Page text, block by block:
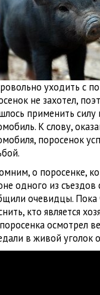
уходить с
не захотел,
применить
К слову,
поросенок
о поросенке,
одного из съездов
очевидцы. Пока
кто является
осмотрел
в живой уголок